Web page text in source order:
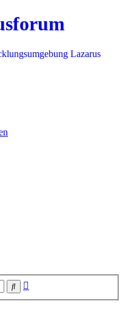
Lazarus
Suche